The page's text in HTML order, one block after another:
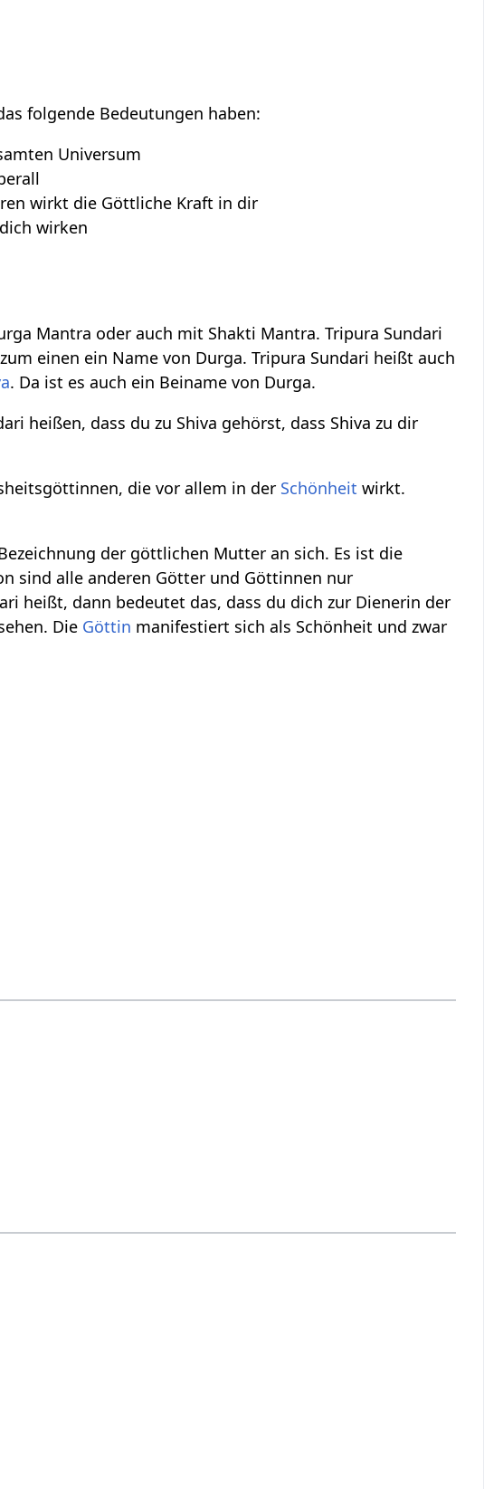
folgende Bedeutungen haben:
Universum
wirkt die Göttliche Kraft in dir
wirken
Mantra oder auch mit Shakti Mantra. Tripura Sundari
einen ein Name von Durga. Tripura Sundari heißt auch
. Da ist es auch ein Beiname von Durga.
heißen, dass du zu Shiva gehörst, dass Shiva zu dir
die vor allem in der Schönheit wirkt.
der göttlichen Mutter an sich. Es ist die
sind alle anderen Götter und Göttinnen nur
heißt, dann bedeutet das, dass du dich zur Dienerin der
Die Göttin manifestiert sich als Schönheit und zwar